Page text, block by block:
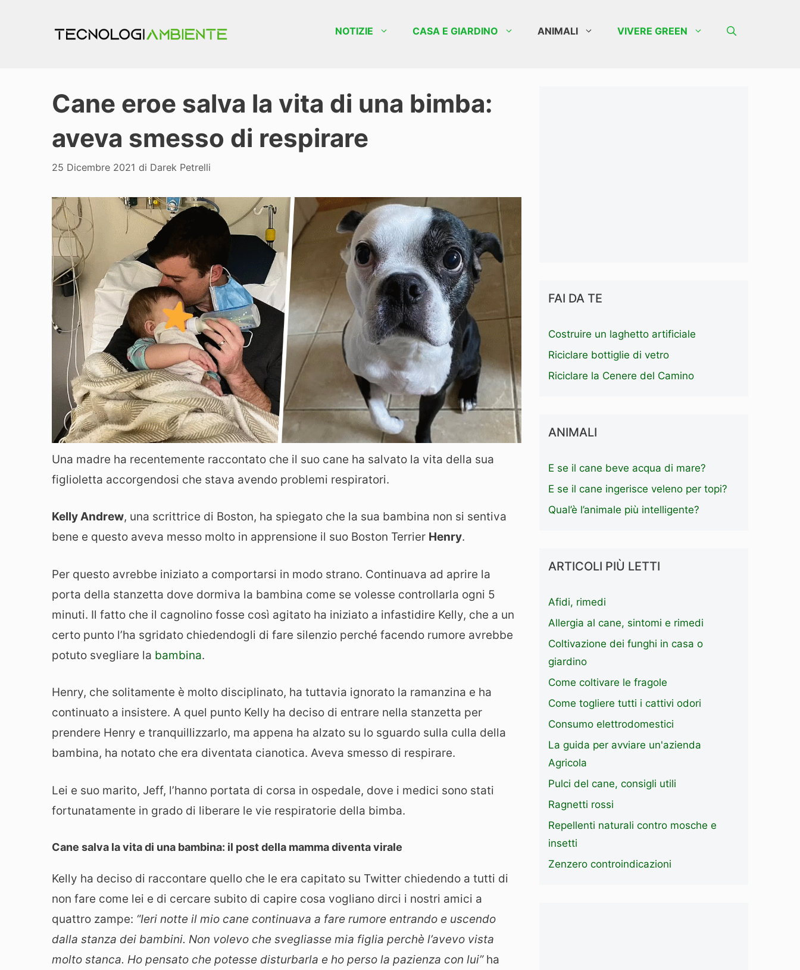
NOTIZIE CASA E GIARDINO ANIMALI VIVERE GREEN
Cane eroe salva la vita di una bimba:
aveva smesso di respirare
25 Dicembre 2021 di Darek Petrelli
Una madre ha recentemente raccontato che il suo cane ha salvato la vita della sua
figlioletta accorgendosi che stava avendo problemi respiratori.
Kelly Andrew, una scrittrice di Boston, ha spiegato che la sua bambina non si sentiva
bene e questo aveva messo molto in apprensione il suo Boston Terrier Henry.
Per questo avrebbe iniziato a comportarsi in modo strano. Continuava ad aprire la
porta della stanzetta dove dormiva la bambina come se volesse controllarla ogni 5
minuti. Il fatto che il cagnolino fosse così agitato ha iniziato a infastidire Kelly, che a un
certo punto l’ha sgridato chiedendogli di fare silenzio perché facendo rumore avrebbe
potuto svegliare la bambina.
Henry, che solitamente è molto disciplinato, ha tuttavia ignorato la ramanzina e ha
continuato a insistere. A quel punto Kelly ha deciso di entrare nella stanzetta per
prendere Henry e tranquillizzarlo, ma appena ha alzato su lo sguardo sulla culla della
bambina, ha notato che era diventata cianotica. Aveva smesso di respirare.
Lei e suo marito, Jeff, l’hanno portata di corsa in ospedale, dove i medici sono stati
fortunatamente in grado di liberare le vie respiratorie della bimba.
Cane salva la vita di una bambina: il post della mamma diventa virale
Kelly ha deciso di raccontare quello che le era capitato su Twitter chiedendo a tutti di
non fare come lei e di cercare subito di capire cosa vogliano dirci i nostri amici a
quattro zampe: “Ieri notte il mio cane continuava a fare rumore entrando e uscendo
dalla stanza dei bambini. Non volevo che svegliasse mia figlia perchè l’avevo vista
molto stanca. Ho pensato che potesse disturbarla e ho perso la pazienza con lui”ha
FAI DA TE
Costruire un laghetto artificiale
Riciclare bottiglie di vetro
Riciclare la Cenere del Camino
ANIMALI
E se il cane beve acqua di mare?
E se il cane ingerisce veleno per topi?
Qual’è l’animale più intelligente?
ARTICOLI PIÙ LETTI
Afidi, rimedi
Allergia al cane, sintomi e rimedi
Coltivazione dei funghi in casa o
giardino
Come coltivare le fragole
Come togliere tutti i cattivi odori
Consumo elettrodomestici
La guida per avviare un'azienda
Agricola
Pulci del cane, consigli utili
Ragnetti rossi
Repellenti naturali contro mosche e
insetti
Zenzero controindicazioni